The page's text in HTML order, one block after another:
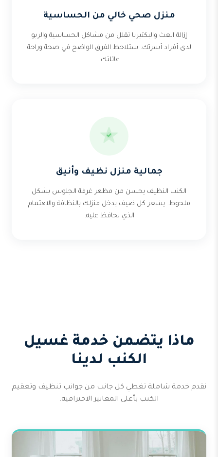
منزل صحي خالي من الحساسية
إزالة العث والبكتيريا تقلل من مشاكل الحساسية والربو
لدى أفراد أسرتك. ستلاحظ الفرق الواضح في صحة وراحة
عائلتك.
جمالية منزل نظيف وأنيق
الكنب النظيف يحسن من مظهر غرفة الجلوس بشكل
ملحوظ. يشعر كل ضيف يدخل منزلك بالنظافة والاهتمام
الذي تحافظ عليه.
ماذا يتضمن خدمة غسيل
الكنب لدينا
نقدم خدمة شاملة تغطي كل جانب من جوانب تنظيف وتعقيم
الكنب بأعلى المعايير الاحترافية.